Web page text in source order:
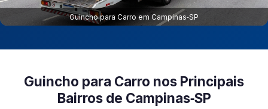
Guincho para Carro em Campinas‑SP
Guincho para Carro nos Principais
Bairros de Campinas‑SP